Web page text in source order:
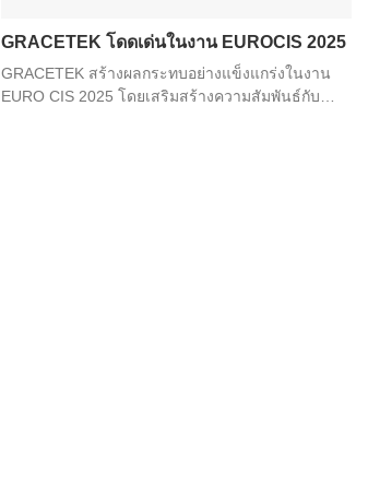
GRACETEK โดดเด่นในงาน EUROCIS 2025
GRACETEK สร้างผลกระทบอย่างแข็งแกร่งในงาน
EURO CIS 2025 โดยเสริมสร้างความสัมพันธ์กับ